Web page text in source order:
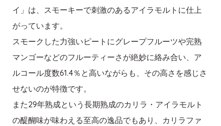
イ」は、スモーキーで刺激のあるアイラモルトに仕上
がっています。
スモークした力強いピートにグレープフルーツや完熟
マンゴーなどのフルーティーさが絶妙に絡み合い、ア
ルコール度数61.4％と高いながらも、その高さを感じさ
せないのが特徴です。
また29年熟成という長期熟成のカリラ・アイラモルト
の醍醐味が味わえる至高の逸品でもあり、カリラファ